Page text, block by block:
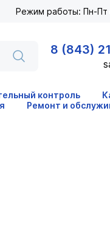
Режим работы: Пн-Пт
8 (843)
контроль
Ремонт и